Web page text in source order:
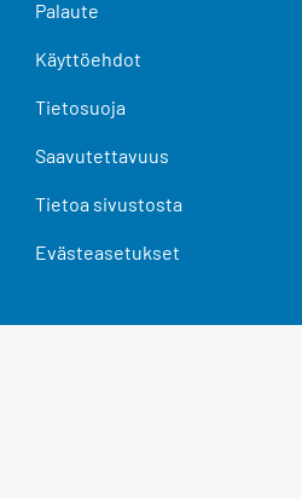
Palaute
Käyttöehdot
Tietosuoja
Saavutettavuus
Tietoa sivustosta
Evästeasetukset